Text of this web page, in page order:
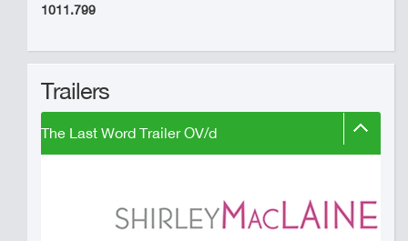
1011.799
Trailers
The Last Word Trailer OV/d